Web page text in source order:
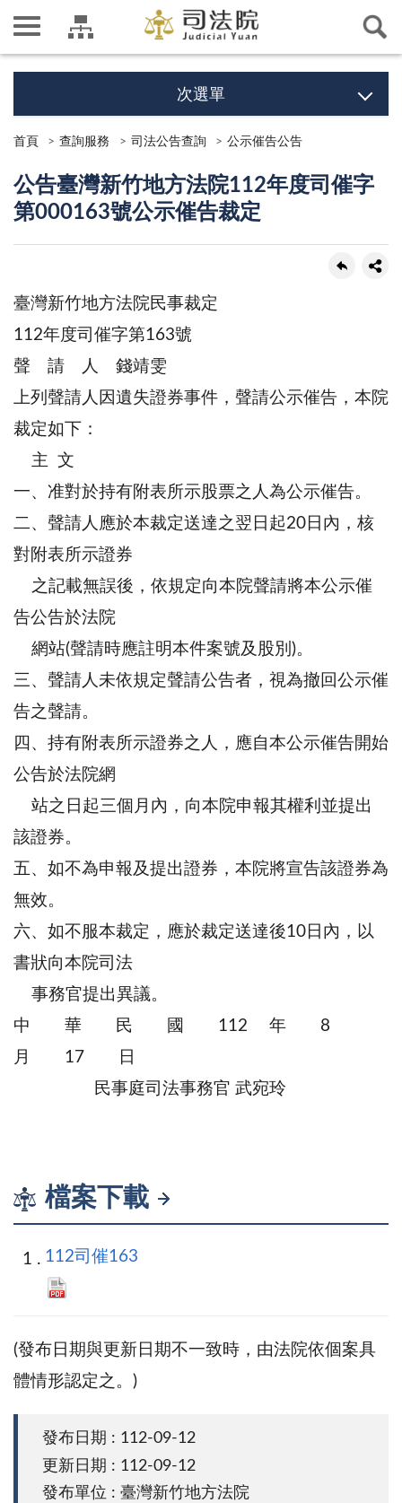
次選單
首頁 查詢服務 司法公告查詢 公示催告公告
公告臺灣新竹地方法院112年度司催字
第000163號公示催告裁定
臺灣新竹地方法院民事裁定
112年度司催字第163號
聲 請 人 錢靖雯
上列聲請人因遺失證券事件，聲請公示催告，本院
裁定如下：
主 文
一、准對於持有附表所示股票之人為公示催告。
二、聲請人應於本裁定送達之翌日起20日內，核
對附表所示證券
之記載無誤後，依規定向本院聲請將本公示催
告公告於法院
網站(聲請時應註明本件案號及股別)。
三、聲請人未依規定聲請公告者，視為撤回公示催
告之聲請。
四、持有附表所示證券之人，應自本公示催告開始
公告於法院網
站之日起三個月內，向本院申報其權利並提出
該證券。
五、如不為申報及提出證券，本院將宣告該證券為
無效。
六、如不服本裁定，應於裁定送達後10日內，以
書狀向本院司法
事務官提出異議。
中 華 民 國 112 年 8
月 17 日
民事庭司法事務官 武宛玲
檔案下載
112司催163
(發布日期與更新日期不一致時，由法院依個案具
體情形認定之。)
發布日期 : 112-09-12
更新日期 : 112-09-12
發布單位 : 臺灣新竹地方法院